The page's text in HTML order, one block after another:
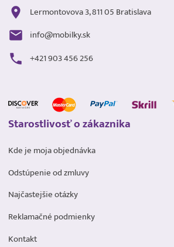
Lermontovova 3, 811 05 Bratislava
info@mobilky.sk
+421 903 456 256
Starostlivosť o zákaznika
Kde je moja objednávka
Odstúpenie od zmluvy
Najčastejšie otázky
Reklamačné podmienky
Kontakt